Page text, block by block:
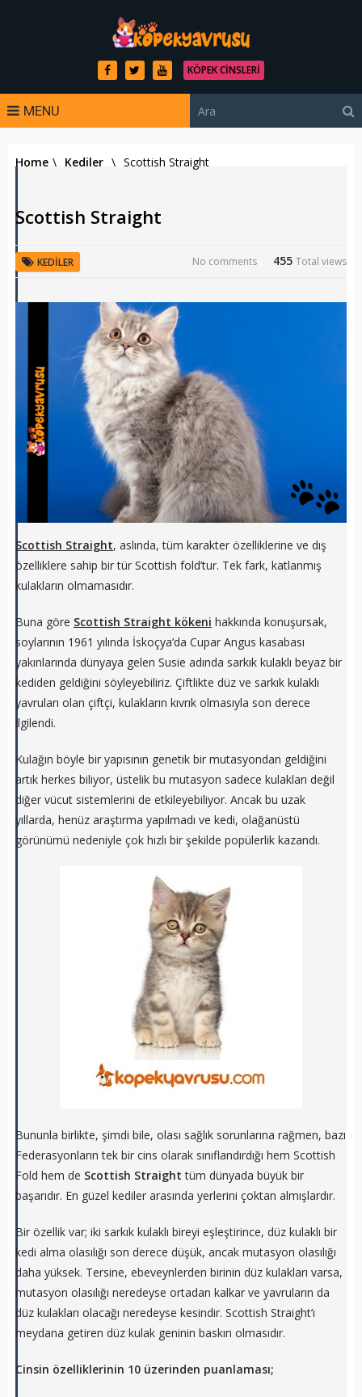
KÖPEK CINSLERI
MENU
Home \ Kediler \ Scottish Straight
Scottish Straight
KEDILER 455Total views
No comments
Scottish Straight, aslında, tüm karakter özelliklerine ve dış
özelliklere sahip bir tür Scottish fold’tur. Tek fark, katlanmış
kulakların olmamasıdır.
Buna göre Scottish Straight kökeni hakkında konuşursak,
soylarının 1961 yılında İskoçya’da Cupar Angus kasabası
yakınlarında dünyaya gelen Susie adında sarkık kulaklı beyaz bir
kediden geldiğini söyleyebiliriz. Çiftlikte düz ve sarkık kulaklı
yavruları olan çiftçi, kulakların kıvrık olmasıyla son derece
ilgilendi.
Kulağın böyle bir yapısının genetik bir mutasyondan geldiğini
artık herkes biliyor, üstelik bu mutasyon sadece kulakları değil
diğer vücut sistemlerini de etkileyebiliyor. Ancak bu uzak
yıllarda, henüz araştırma yapılmadı ve kedi, olağanüstü
görünümü nedeniyle çok hızlı bir şekilde popülerlik kazandı.
Bununla birlikte, şimdi bile, olası sağlık sorunlarına rağmen, bazı
Federasyonların tek bir cins olarak sınıflandırdığı hem Scottish
Fold hem de Scottish Straight tüm dünyada büyük bir
başarıdır. En güzel kediler arasında yerlerini çoktan almışlardır.
Bir özellik var; iki sarkık kulaklı bireyi eşleştirince, düz kulaklı bir
kedi alma olasılığı son derece düşük, ancak mutasyon olasılığı
daha yüksek. Tersine, ebeveynlerden birinin düz kulakları varsa,
mutasyon olasılığı neredeyse ortadan kalkar ve yavruların da
düz kulakları olacağı neredeyse kesindir. Scottish Straight’ı
meydana getiren düz kulak geninin baskın olmasıdır.
Cinsin özelliklerinin 10 üzerinden puanlaması;